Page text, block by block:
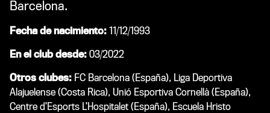
Barcelona.
Fecha de nacimiento: 11/12/1993
En el club desde: 03/2022
Otros clubes: FC Barcelona (España), Liga Deportiva
Alajuelense (Costa Rica), Unió Esportiva Cornellà (España),
Centre d’Esports L’Hospitalet (España), Escuela Hristo